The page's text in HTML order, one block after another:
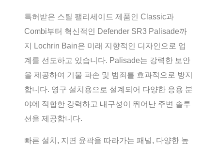
특허받은 스틸 팰리세이드 제품인 Classic과
Combi부터 혁신적인 Defender SR3 Palisade까
지 Lochrin Bain은 미래 지향적인 디자인으로 업
계를 선도하고 있습니다. Palisade는 강력한 보안
을 제공하여 기물 파손 및 범죄를 효과적으로 방지
합니다. 영구 설치용으로 설계되어 다양한 응용 분
야에 적합한 강력하고 내구성이 뛰어난 주변 솔루
션을 제공합니다.
빠른 설치, 지면 윤곽을 따라가는 패널, 다양한 높